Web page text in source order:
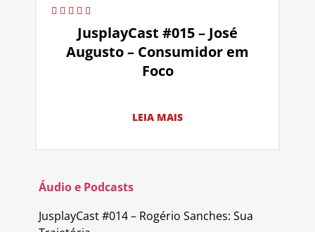
JusplayCast #015 – José
Augusto – Consumidor em
Foco
LEIA MAIS
Áudio e Podcasts
JusplayCast #014 – Rogério Sanches: Sua